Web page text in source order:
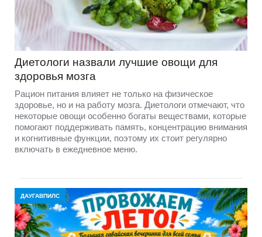
Диетологи назвали лучшие овощи для
здоровья мозга
Рацион питания влияет не только на физическое
здоровье, но и на работу мозга. Диетологи отмечают, что
некоторые овощи особенно богаты веществами, которые
помогают поддерживать память, концентрацию внимания
и когнитивные функции, поэтому их стоит регулярно
включать в ежедневное меню.
ДАУГАВПИЛС